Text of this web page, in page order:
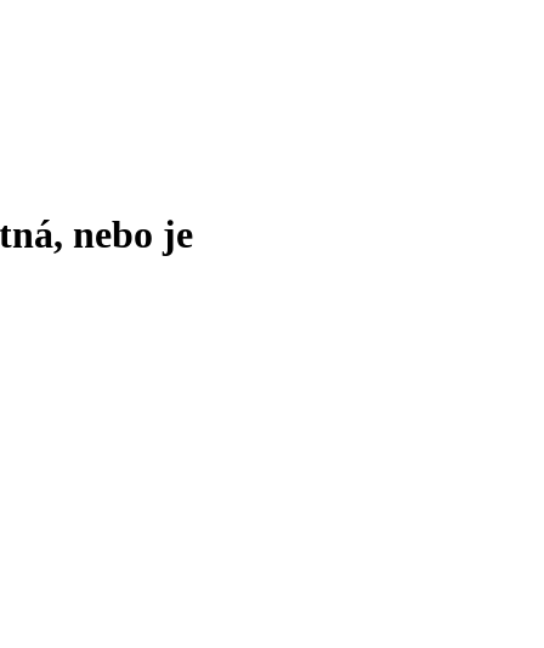
nebo je